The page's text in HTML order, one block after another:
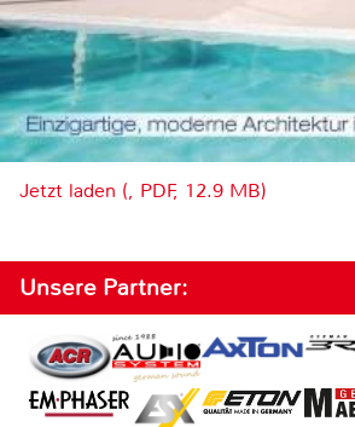
Jetzt laden (, PDF, 12.9 MB)
Unsere Partner: